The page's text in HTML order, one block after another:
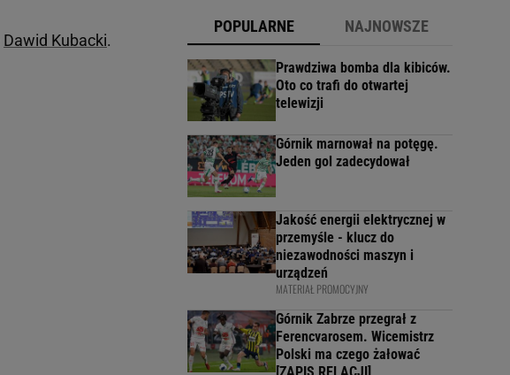
Dawid Kubacki.
POPULARNE NAJNOWSZE
Prawdziwa bomba dla kibiców.
Oto co trafi do otwartej
telewizji
Górnik marnował na potęgę.
Jeden gol zadecydował
Jakość energii elektrycznej w
przemyśle - klucz do
niezawodności maszyn i
urządzeń
MATERIAŁ PROMOCYJNY
Górnik Zabrze przegrał z
Ferencvarosem. Wicemistrz
Polski ma czego żałować
[ZAPIS RELACJI]